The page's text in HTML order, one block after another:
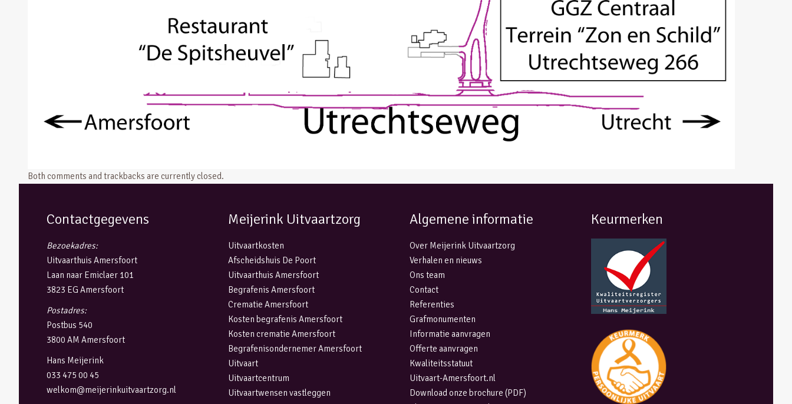
Both comments and trackbacks are currently closed.
Contactgegevens
Bezoekadres:
Uitvaarthuis Amersfoort
Laan naar Emiclaer 101
3823 EG Amersfoort
Postadres:
Postbus 540
3800 AM Amersfoort
Hans Meijerink
033 475 00 45
welkom@meijerinkuitvaartzorg.nl
Meijerink Uitvaartzorg
Uitvaartkosten
Afscheidshuis De Poort
Uitvaarthuis Amersfoort
Begrafenis Amersfoort
Crematie Amersfoort
Kosten begrafenis Amersfoort
Kosten crematie Amersfoort
Begrafenisondernemer Amersfoort
Uitvaart
Uitvaartcentrum
Uitvaartwensen vastleggen
Algemene informatie
Over Meijerink Uitvaartzorg
Verhalen en nieuws
Ons team
Contact
Referenties
Grafmonumenten
Informatie aanvragen
Offerte aanvragen
Kwaliteitsstatuut
Uitvaart-Amersfoort.nl
Download onze brochure (PDF)
Keurmerken